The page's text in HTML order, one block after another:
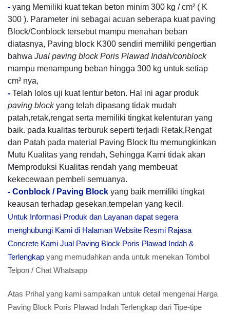
- yang Memiliki kuat tekan beton minim 300 kg / cm² ( K
300 ). Parameter ini sebagai acuan seberapa kuat paving
Block/Conblock tersebut mampu menahan beban
diatasnya, Paving block K300 sendiri memiliki pengertian
bahwa Jual paving block Poris Plawad Indah/conblock
mampu menampung beban hingga 300 kg untuk setiap
cm² nya,
- Telah lolos uji kuat lentur beton. Hal ini agar produk
paving blockyang telah dipasang tidak mudah
patah,retak,rengat serta memiliki tingkat kelenturan yang
baik. pada kualitas terburuk seperti terjadi Retak,Rengat
dan Patah pada material Paving Block Itu memungkinkan
Mutu Kualitas yang rendah, Sehingga Kami tidak akan
Memproduksi Kualitas rendah yang membeuat
kekecewaan pembeli semuanya.
- Conblock / Paving Block yang baik memiliki tingkat
keausan terhadap gesekan,tempelan yang kecil.
Untuk Informasi Produk dan Layanan dapat segera
menghubungi Kami di Halaman Website Resmi Rajasa
Concrete Kami Jual Paving Block Poris Plawad Indah &
Terlengkap yang memudahkan anda untuk menekan Tombol
Telpon / Chat Whatsapp
Atas Prihal yang kami sampaikan untuk detail mengenai Harga
Paving Block Poris Plawad Indah Terlengkap dari Tipe-tipe